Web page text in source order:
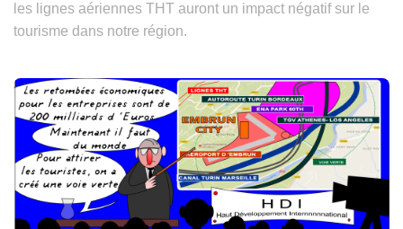
les lignes aériennes THT auront un impact négatif sur le
tourisme dans notre région.